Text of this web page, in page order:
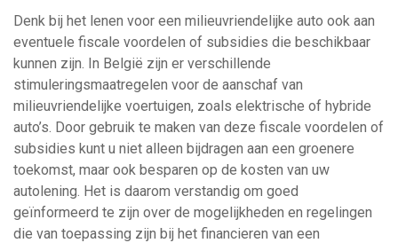
Denk bij het lenen voor een milieuvriendelijke auto ook aan
eventuele fiscale voordelen of subsidies die beschikbaar
kunnen zijn. In België zijn er verschillende
stimuleringsmaatregelen voor de aanschaf van
milieuvriendelijke voertuigen, zoals elektrische of hybride
auto’s. Door gebruik te maken van deze fiscale voordelen of
subsidies kunt u niet alleen bijdragen aan een groenere
toekomst, maar ook besparen op de kosten van uw
autolening. Het is daarom verstandig om goed
geïnformeerd te zijn over de mogelijkheden en regelingen
die van toepassing zijn bij het financieren van een